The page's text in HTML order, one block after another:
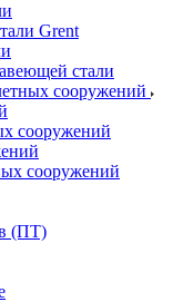
Grent
стали
сооружений
сооружений
сооружений
(ПТ)